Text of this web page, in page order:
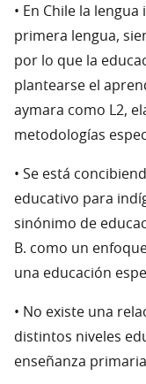
• En Chile la
primera lengua,
por lo que la
plantearse el
aymara como L2,
metodologías
• Se está
educativo para
sinónimo de
B. como un
una educación
• No existe una
distintos niveles
enseñanza